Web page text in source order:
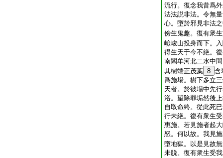
流行。復念我昔爲
法法説非法。令無
心。墮於邪見非法
傍生鬼趣。復有衆
嶮峻山投身而下。
得生天于今不絶。
南閻牟河北二水中
其樹端正茂葉 8 含
爲施場。樹下多立
天者。於彼場中先
浴。望除罪垢然後
自取命終。從此死
行未絶。復有衆生
惠施。若見施者起
怒。何以故。我見
墮地獄。以是見故
未脱。復有衆生受